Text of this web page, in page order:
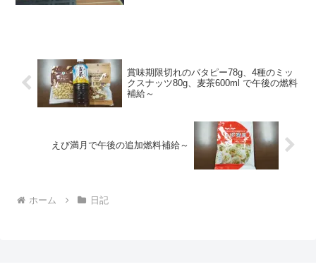
賞味期限切れのバタピー78g、4種のミッ
クスナッツ80g、麦茶600ml で午後の燃料
補給～
えび満月で午後の追加燃料補給～
ホーム 日記